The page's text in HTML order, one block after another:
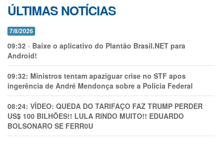
ÚLTIMAS NOTÍCIAS
7/8/2026
09:32 - Baixe o aplicativo do Plantão Brasil.NET para
Android!
09:32: Ministros tentam apaziguar crise no STF apos
ingerência de André Mendonça sobre a Polícia Federal
08:24: VÍDEO: QUEDA DO TARIFAÇO FAZ TRUMP PERDER
US$ 100 BILHÕES!! LULA RINDO MUITO!! EDUARDO
BOLSONARO SE FERR0U